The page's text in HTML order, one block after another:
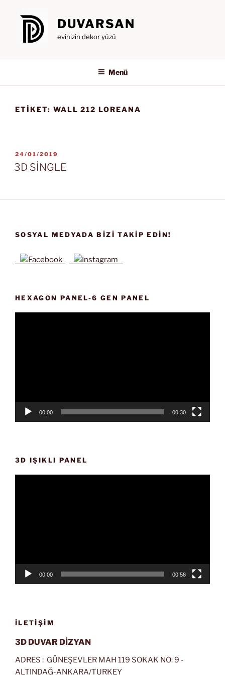
DUVARSAN
evinizin dekor yüzü
Menü
ETIKET: WALL 212 LOREANA
YAYIM
TARIHI
24/01/2019
3D SİNGLE
SOSYAL MEDYADA BIZI TAKIP EDIN!
HEXAGON PANEL-6 GEN PANEL
00:00 00:30
3D IŞIKLI PANEL
00:00 00:58
İLETIŞIM
3D DUVAR DİZYAN
ADRES : GÜNEŞEVLER MAH 119 SOKAK NO: 9 -
ALTINDAĞ-ANKARA/TURKEY